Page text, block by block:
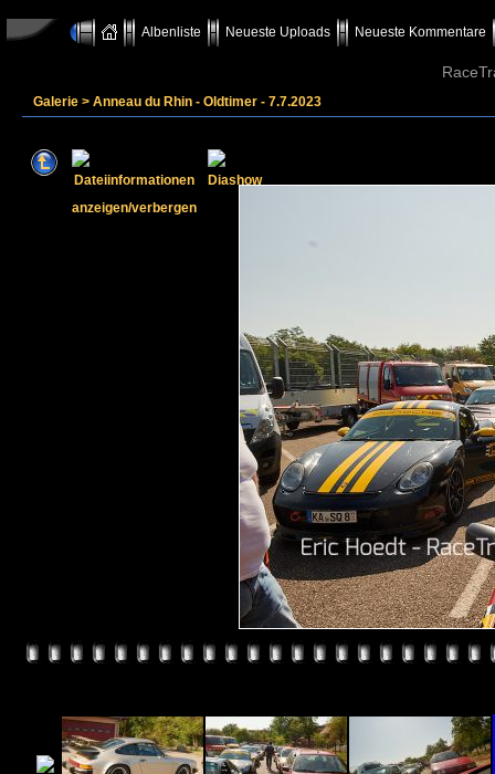
Albenliste Neueste Uploads Neueste Kommentare
Galerie > Anneau du Rhin - Oldtimer - 7.7.2023